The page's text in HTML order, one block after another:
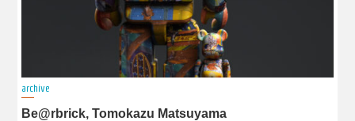
archive
Be@rbrick, Tomokazu Matsuyama